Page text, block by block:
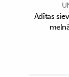
Adītas